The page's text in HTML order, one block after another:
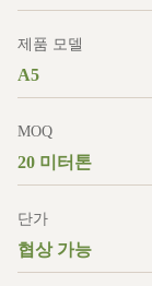
제품 모델
A5
MOQ
20 미터톤
단가
협상 가능